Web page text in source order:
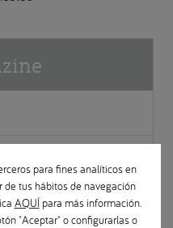
para fines analíticos en
tus hábitos de navegación
AQUÍpara más información.
"Aceptar" o configurarlas o